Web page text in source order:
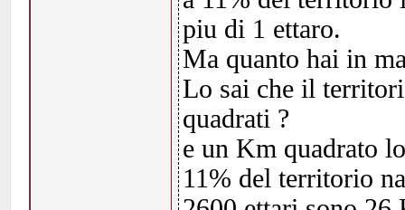
piu di 1 ettaro.
Ma quanto hai in
Lo sai che il
quadrati ?
e un Km quadrato
11% del territorio